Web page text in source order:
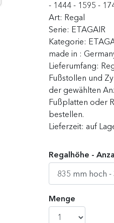
- 1444 - 1595 -
Art: Regal
Serie: ETAGAIR
Kategorie:
made in :
Lieferumfang:
Fußstollen und
der gewählten
Fußplatten oder
bestellen.
Lieferzeit:auf
Regalhöhe -
Menge